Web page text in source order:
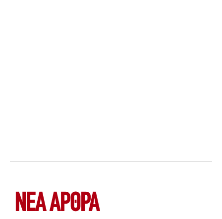
ΝΕΑ ΆΡΘΡΑ